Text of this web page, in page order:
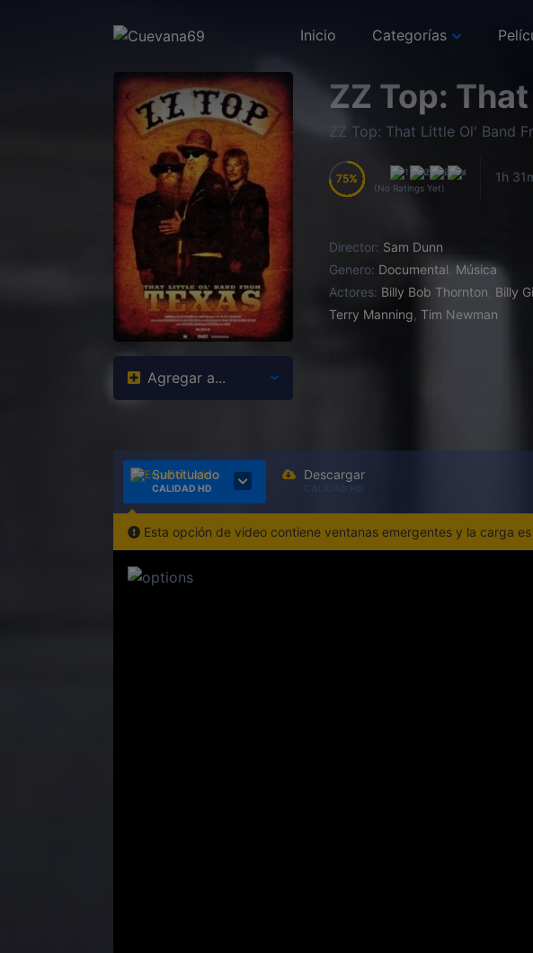
Inicio Categorías
Agregar a...
ZZ Top:
ZZ Top: That Little Ol' Band
75
75
75
75
(No Ratings Yet)
1h
Director: Sam Dunn
Genero: Documental Música
Actores: Billy Bob Thornton Billy
Terry Manning Tim Newman
Subtitulado
CALIDAD HD
Descargar
Esta opción de video contiene ventanas emergentes y la carga